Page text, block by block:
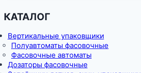
КАТАЛОГ
Вертикальные упаковщики
Полуавтоматы фасовочные
Фасовочные автоматы
Дозаторы фасовочные